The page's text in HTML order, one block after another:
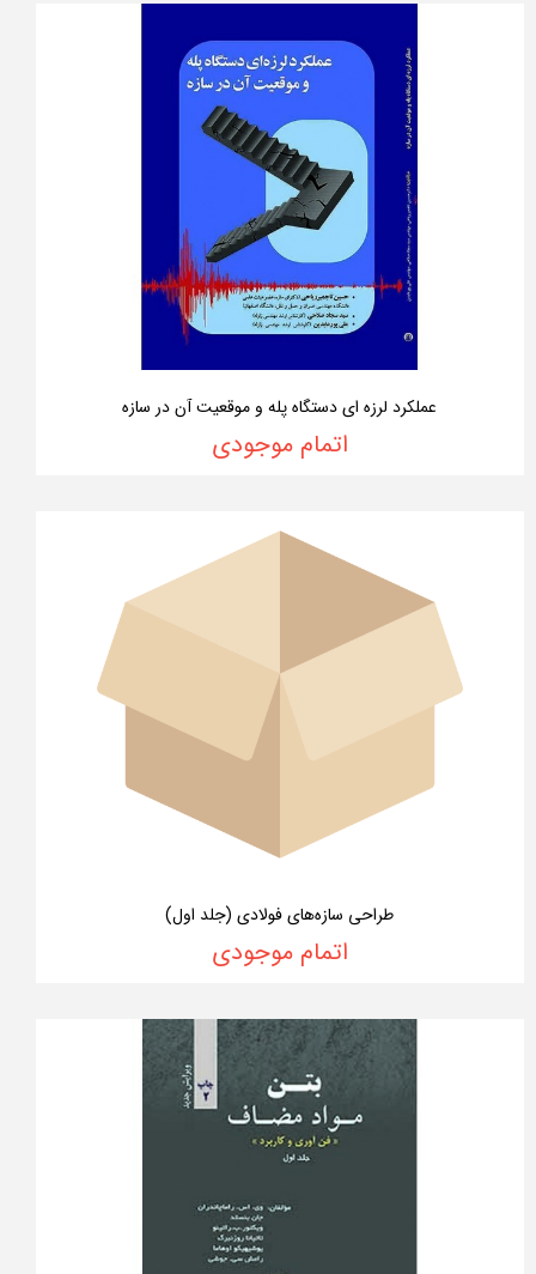
عملکرد لرزه ای دستگاه پله و موقعیت آن در سازه
اتمام موجودی
طراحی سازه‌های فولادی (جلد اول)
اتمام موجودی